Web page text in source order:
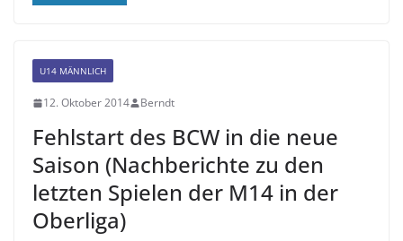
U14 MÄNNLICH
12. Oktober 2014 Berndt
Fehlstart des BCW in die neue
Saison (Nachberichte zu den
letzten Spielen der M14 in der
Oberliga)